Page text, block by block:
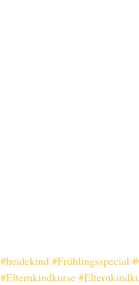
#heidekind #Frühlingsspecial
#Elternkindkurse